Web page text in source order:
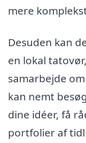
mere
Desuden kan
en lokal
samarbejde
kan nemt
dine idéer, få
portfolier af